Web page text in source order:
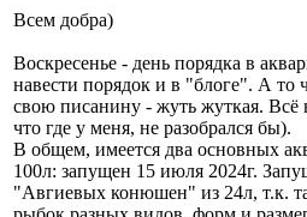
Всем добра)
Воскресенье - день порядка в
навести порядок и в "блоге". А то
свою писанину - жуть жуткая. Всё
что где у меня, не разобрался бы).
В общем, имеется два основных
100л: запущен 15 июля 2024г.
"Авгиевых конюшен" из 24л, т.к.